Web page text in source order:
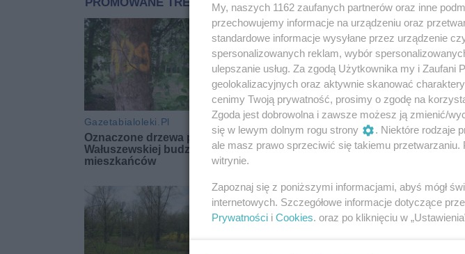
My, naszych 1162 zaufanych partnerów oraz inne
przechowujemy informacje na urządzeniu oraz
standardowe informacje wysyłane przez urządzenie
spersonalizowanych reklam, wybór
ulepszanie usług. Za zgodą Użytkownika my i
geolokalizacyjnych oraz aktywnie skanować
cenimy Twoją prywatność, prosimy o zgodę na
Zgoda jest dobrowolna i zawsze możesz ją zmienić/
się w lewym dolnym rogu strony
. Niektóre rodzaje
ale masz prawo sprzeciwić się takiemu przetwarzaniu.
witrynie.
Zapoznaj się z poniższymi informacjami, abyś mógł
internetowych. Szczegółowe informacje dotyczące
Prywatności i Cookies. oraz po kliknięciu w